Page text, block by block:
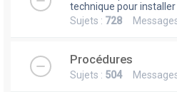
technique pour
Sujets : 728
Procédures
Sujets : 504